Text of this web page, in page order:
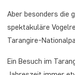
Aber besonders die
spektakuläre
Tarangire-
Ein Besuch im